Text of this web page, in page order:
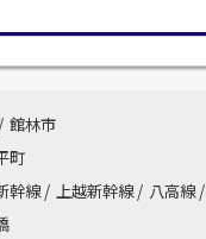
/ 館林市
町
幹線 / 上越新幹線 / 八高線 /